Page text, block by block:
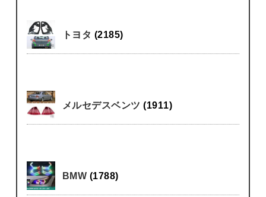
トヨタ (2185)
メルセデスベンツ(1911)
BMW (1788)